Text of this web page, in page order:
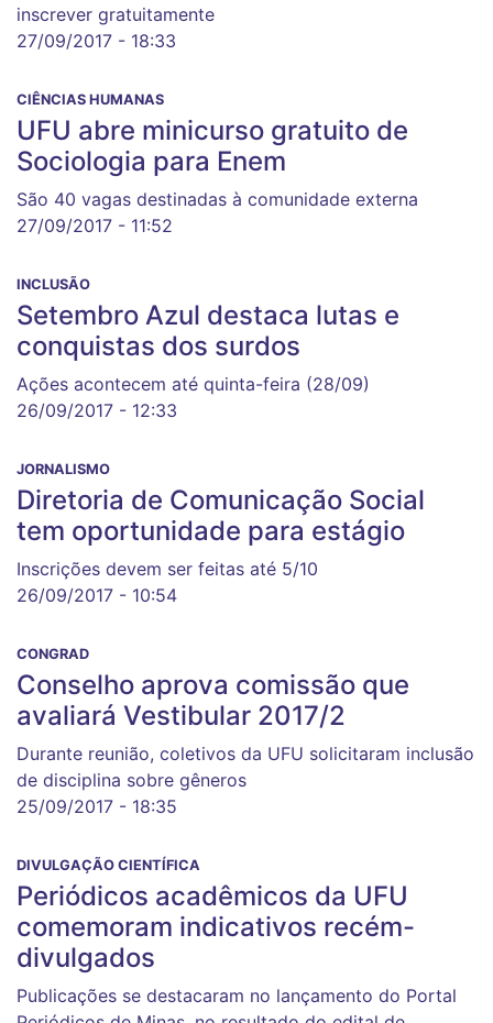
inscrever gratuitamente
27/09/2017 - 18:33
CIÊNCIAS HUMANAS
UFU abre minicurso gratuito de
Sociologia para Enem
São 40 vagas destinadas à comunidade externa
27/09/2017 - 11:52
INCLUSÃO
Setembro Azul destaca lutas e
conquistas dos surdos
Ações acontecem até quinta-feira (28/09)
26/09/2017 - 12:33
JORNALISMO
Diretoria de Comunicação Social
tem oportunidade para estágio
Inscrições devem ser feitas até 5/10
26/09/2017 - 10:54
CONGRAD
Conselho aprova comissão que
avaliará Vestibular 2017/2
Durante reunião, coletivos da UFU solicitaram inclusão
de disciplina sobre gêneros
25/09/2017 - 18:35
DIVULGAÇÃO CIENTÍFICA
Periódicos acadêmicos da UFU
comemoram indicativos recém-
divulgados
Publicações se destacaram no lançamento do Portal